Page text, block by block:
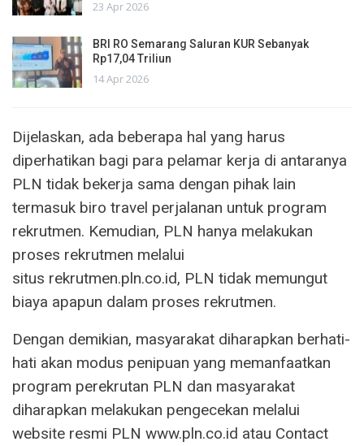
23 Apr 2026
BRI RO Semarang Saluran KUR Sebanyak
Rp17,04 Triliun
14 Apr 2026
Dijelaskan, ada beberapa hal yang harus
diperhatikan bagi para pelamar kerja di antaranya
PLN tidak bekerja sama dengan pihak lain
termasuk biro travel perjalanan untuk program
rekrutmen. Kemudian, PLN hanya melakukan
proses rekrutmen melalui
situs rekrutmen.pln.co.id, PLN tidak memungut
biaya apapun dalam proses rekrutmen.
Dengan demikian, masyarakat diharapkan berhati-
hati akan modus penipuan yang memanfaatkan
program perekrutan PLN dan masyarakat
diharapkan melakukan pengecekan melalui
website resmi PLN www.pln.co.id atau Contact